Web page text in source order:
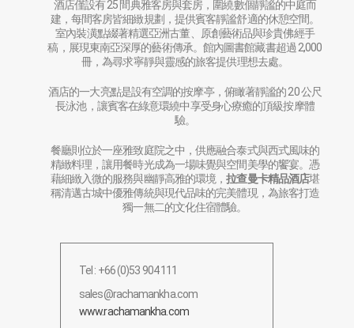
酒店僅設有 25 間典雅客房與套房，圍繞數個靜謐的中庭而
建，每間客房皆細緻規劃，提供賓客靜謐舒適的休憩空間。
室內裝潢點綴著精選亞洲古董、原創藝術品與珍貴佛經手
稿，展現東南亞深厚的藝術傳承。館內圖書館藏書超過 2,000
冊，為尋求寧靜與靈感的旅客提供理想去處。
酒店的一大亮點是設有空調的按摩亭，俯瞰著靜謐的 20 公尺
長泳池，讓賓客在綠意環繞中享受身心療癒的頂級按摩體
驗。
餐廳則位於一座雅致庭院之中，供應融合泰式與西式風味的
精緻料理，讓用餐時光成為一場味覺與空間美學的饗宴。憑
藉細緻入微的服務與幽靜高雅的環境，拉查曼卡精品酒店堪
稱清邁古城中優雅傳統與現代品味的完美體現，為旅客打造
獨一無二的文化住宿體驗。
Tel : +66 (0)53 904 111
sales@rachamankha.com
www.rachamankha.com